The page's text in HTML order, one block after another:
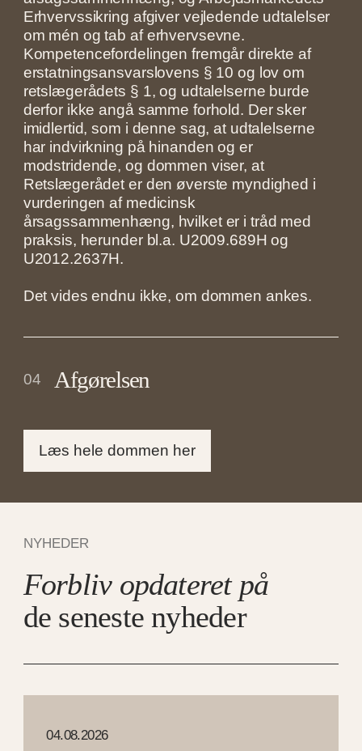
Erhvervssikring afgiver vejledende udtalelser
om mén og tab af erhvervsevne.
Kompetencefordelingen fremgår direkte af
erstatningsansvarslovens § 10 og lov om
retslægerådets § 1, og udtalelserne burde
derfor ikke angå samme forhold. Der sker
imidlertid, som i denne sag, at udtalelserne
har indvirkning på hinanden og er
modstridende, og dommen viser, at
Retslægerådet er den øverste myndighed i
vurderingen af medicinsk
årsagssammenhæng, hvilket er i tråd med
praksis, herunder bl.a. U2009.689H og
U2012.2637H.
Det vides endnu ikke, om dommen ankes.
04 Afgørelsen
Læs hele dommen her
NYHEDER
Forbliv opdateret på
de seneste nyheder
04.08.2026